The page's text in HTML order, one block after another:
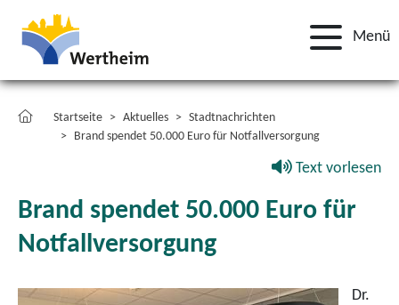
Menü
Startseite Aktuelles
Stadtnachrichten
Brand spendet 50.000 Euro für Notfallversorgung
Text vorlesen
Brand spendet 50.000 Euro für
Notfallversorgung
Dr.